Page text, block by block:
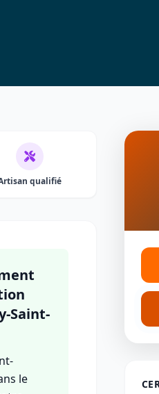
qualifié
Saint-
le